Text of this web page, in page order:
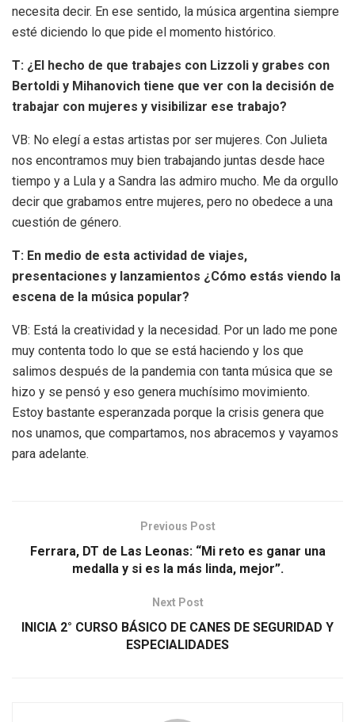
necesita decir. En ese sentido, la música argentina siempre
esté diciendo lo que pide el momento histórico.
T: ¿El hecho de que trabajes con Lizzoli y grabes con
Bertoldi y Mihanovich tiene que ver con la decisión de
trabajar con mujeres y visibilizar ese trabajo?
VB: No elegí a estas artistas por ser mujeres. Con Julieta
nos encontramos muy bien trabajando juntas desde hace
tiempo y a Lula y a Sandra las admiro mucho. Me da orgullo
decir que grabamos entre mujeres, pero no obedece a una
cuestión de género.
T: En medio de esta actividad de viajes,
presentaciones y lanzamientos ¿Cómo estás viendo la
escena de la música popular?
VB: Está la creatividad y la necesidad. Por un lado me pone
muy contenta todo lo que se está haciendo y los que
salimos después de la pandemia con tanta música que se
hizo y se pensó y eso genera muchísimo movimiento.
Estoy bastante esperanzada porque la crisis genera que
nos unamos, que compartamos, nos abracemos y vayamos
para adelante.
Previous Post
Ferrara, DT de Las Leonas: “Mi reto es ganar una
medalla y si es la más linda, mejor”.
Next Post
INICIA 2° CURSO BÁSICO DE CANES DE SEGURIDAD Y
ESPECIALIDADES